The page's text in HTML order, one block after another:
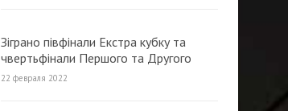
Зіграно півфінали Екстра кубку та
чвертьфінали Першого та Другого
традиційного Кубка МФК «Продексім»
22 февраля 2022